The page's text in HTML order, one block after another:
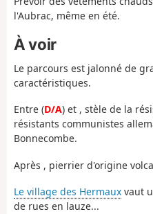
l'Aubrac, même en été.
À voir
Le parcours est jalonné de
caractéristiques.
Entre (D/A) et , stèle de la
résistants communistes
Bonnecombe.
Après , pierrier d'origine
Le village des Hermaux vaut
de rues en lauze...